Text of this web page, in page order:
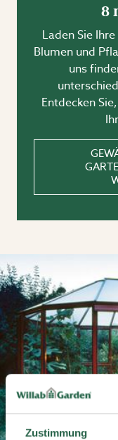
Zustimmung
8
Laden Sie
Blumen und
uns
Entdecken